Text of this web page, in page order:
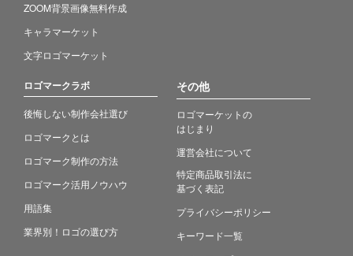
ZOOM背景画像無料作成
キャラマーケット
文字ロゴマーケット
ロゴマークラボ
後悔しない制作会社選び
ロゴマークとは
ロゴマーク制作の方法
ロゴマーク活用ノウハウ
用語集
業界別！ロゴの選び方
その他
ロゴマーケットの
はじまり
運営会社について
特定商品取引法に
基づく表記
プライバシーポリシー
キーワード一覧